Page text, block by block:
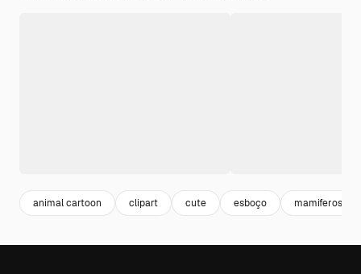
animal cartoon clipart cute esboço mamiferos